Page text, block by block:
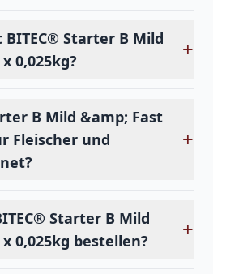
Starter B Mild
0,025kg?
+
B Mild &amp; Fast
Fleischer und
+
Starter B Mild
0,025kg bestellen?
+